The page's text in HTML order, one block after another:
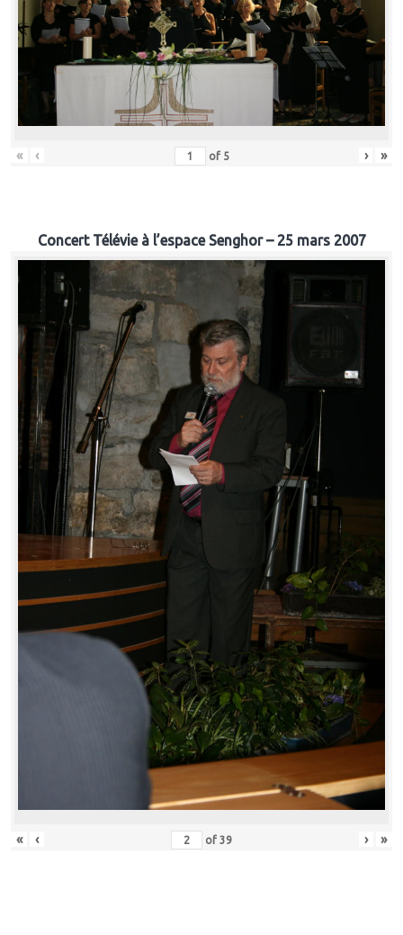
« ‹ of 5 › »
Concert Télévie à l’espace Senghor – 25 mars 2007
« ‹ of 39 › »